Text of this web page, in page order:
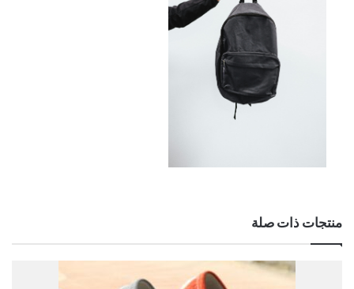
منتجات ذات صلة